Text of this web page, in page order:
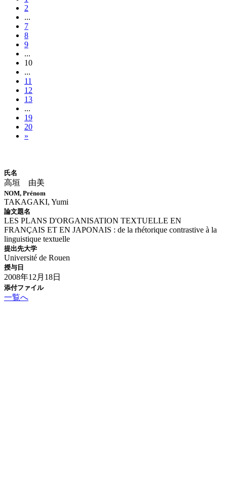
2
...
7
8
9
...
10
...
11
12
13
...
19
20
»
氏名
高垣 由美
NOM, Prénom
TAKAGAKI, Yumi
論文題名
LES PLANS D'ORGANISATION TEXTUELLE EN
FRANÇAIS ET EN JAPONAIS : de la rhétorique contrastive à la
linguistique textuelle
提出先大学
Université de Rouen
授与日
2008年12月18日
添付ファイル
一覧へ